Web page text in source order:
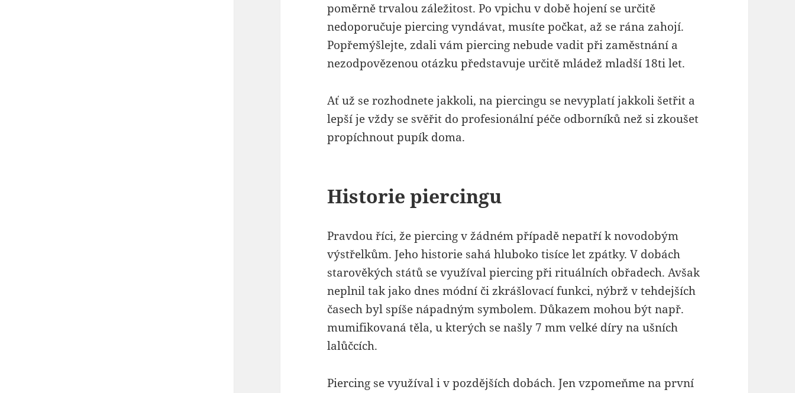
poměrně trvalou záležitost. Po vpichu v době hojení se určitě
nedoporučuje piercing vyndávat, musíte počkat, až se rána zahojí.
Popřemýšlejte, zdali vám piercing nebude vadit při zaměstnání a
nezodpovězenou otázku představuje určitě mládež mladší 18ti let.
Ať už se rozhodnete jakkoli, na piercingu se nevyplatí jakkoli šetřit a
lepší je vždy se svěřit do profesionální péče odborníků než si zkoušet
propíchnout pupík doma.
Historie piercingu
Pravdou říci, že piercing v žádném případě nepatří k novodobým
výstřelkům. Jeho historie sahá hluboko tisíce let zpátky. V dobách
starověkých států se využíval piercing při rituálních obřadech. Avšak
neplnil tak jako dnes módní či zkrášlovací funkci, nýbrž v tehdejších
časech byl spíše nápadným symbolem. Důkazem mohou být např.
mumifikovaná těla, u kterých se našly 7 mm velké díry na ušních
lalůčcích.
Piercing se využíval i v pozdějších dobách. Jen vzpomeňme na první